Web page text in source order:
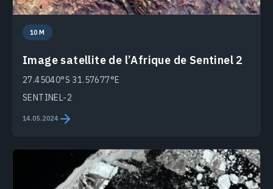
10 M
Image satellite de l’Afrique de Sentinel 2
27.45040°S 31.57677°E
SENTINEL-2
14.05.2024